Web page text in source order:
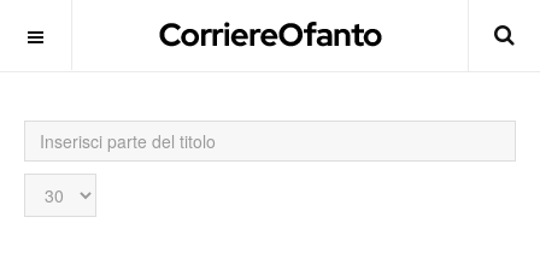
Inserisci
parte
del
titolo
Visualizza
n.